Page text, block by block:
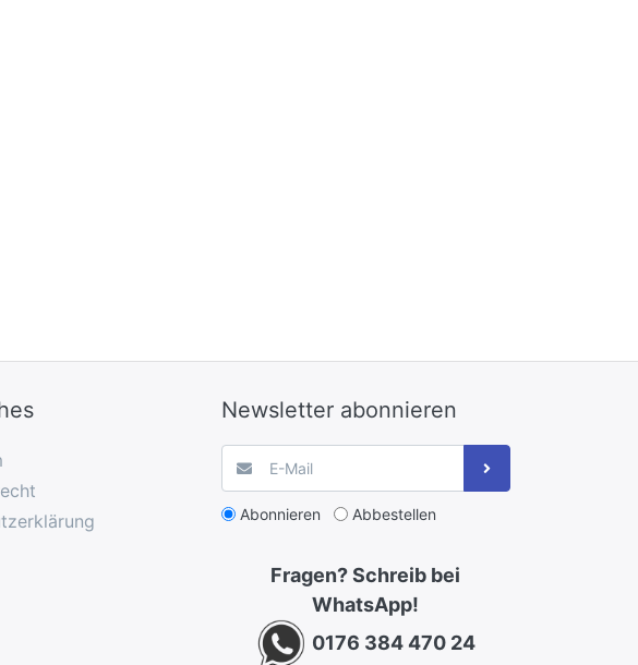
Newsletter abonnieren
Abonnieren Abbestellen
Fragen? Schreib bei
WhatsApp!
0176 384 470 24